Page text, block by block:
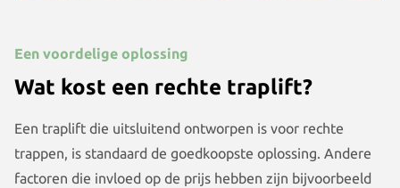
Een voordelige oplossing
Wat kost een rechte traplift?
Een traplift die uitsluitend ontworpen is voor rechte
trappen, is standaard de goedkoopste oplossing. Andere
factoren die invloed op de prijs hebben zijn bijvoorbeeld